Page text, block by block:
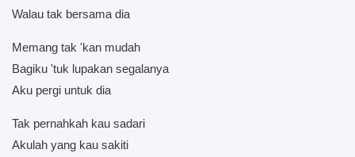
Walau tak bersama dia
Memang tak 'kan mudah
Bagiku 'tuk lupakan segalanya
Aku pergi untuk dia
Tak pernahkah kau sadari
Akulah yang kau sakiti